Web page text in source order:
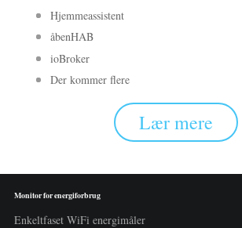
Hjemmeassistent
åbenHAB
ioBroker
Der kommer flere
Lær mere
Monitor for energiforbrug
Enkeltfaset WiFi energimåler